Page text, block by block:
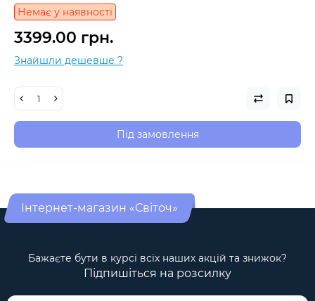
Немає у наявності
3399.00 грн.
Знайшли дешевше ?
Під замовлення
Інтернет-магазин «Світоч»
Бажаєте бути в курсі всіх наших акцій та знижок?
Підпишіться на розсилку